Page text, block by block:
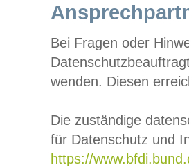
Bei Fragen oder
wenden. Diesen
Die zuständige
für Datenschutz und
https://